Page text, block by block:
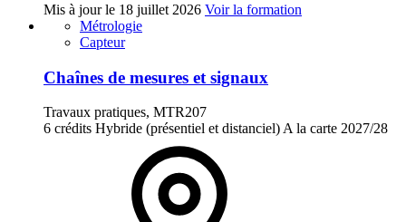
Mis à jour le 18 juillet 2026 Voir la formation
Métrologie
Capteur
Chaînes de mesures et signaux
Travaux pratiques, MTR207
6 crédits Hybride (présentiel et distanciel)A la carte 2027/28